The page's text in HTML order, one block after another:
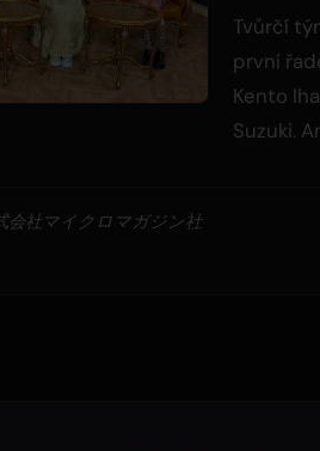
Tvůrčí
první
Kento
Suzuki.
会社マイクロマガジン社